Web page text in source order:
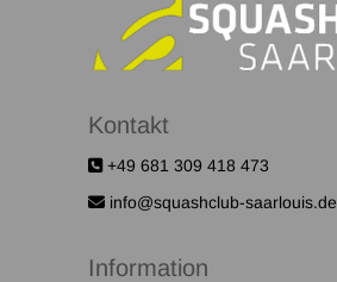
Kontakt
+49 681 309 418 473
info@squashclub-saarlouis.de
Information